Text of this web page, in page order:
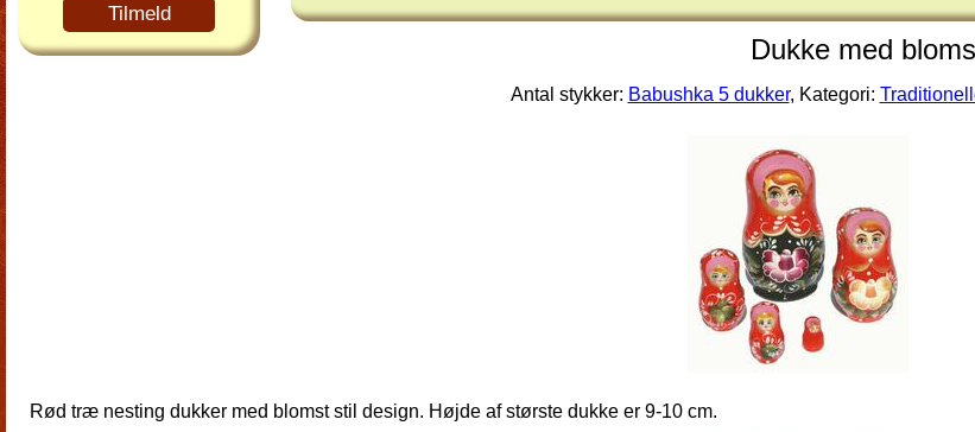
Tilmeld
Dukke med
Antal stykker: Babushka 5 dukker, Kategori:
Rød træ nesting dukker med blomst stil design. Højde af største dukke er 9-10 cm.